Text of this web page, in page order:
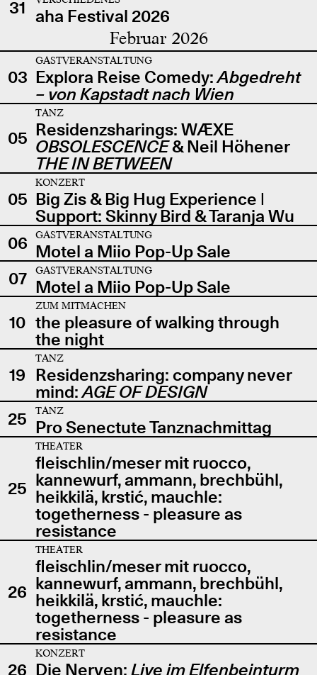
31 aha Festival 2026
Februar 2026
03
GASTVERANSTALTUNG
Explora Reise Comedy:Abgedreht
– von Kapstadt nach Wien
05
TANZ
Residenzsharings: WÆXE
OBSOLESCENCE& Neil Höhener
THE IN BETWEEN
05
KONZERT
Big Zis & Big Hug Experience |
Support: Skinny Bird & Taranja Wu
06
GASTVERANSTALTUNG
Motel a Miio Pop-Up Sale
07
GASTVERANSTALTUNG
Motel a Miio Pop-Up Sale
10
ZUM MITMACHEN
the pleasure of walking through
the night
19
TANZ
Residenzsharing: company never
mind:AGE OF DESIGN
25
TANZ
Pro Senectute Tanznachmittag
25
THEATER
fleischlin/meser mit ruocco,
kannewurf, ammann, brechbühl,
heikkilä, krstić, mauchle:
togetherness - pleasure as
resistance
26
THEATER
fleischlin/meser mit ruocco,
kannewurf, ammann, brechbühl,
heikkilä, krstić, mauchle:
togetherness - pleasure as
resistance
26
KONZERT
Die Nerven: Live im Elfenbeinturm